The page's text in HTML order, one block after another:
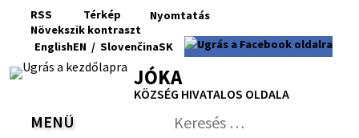
Ugrás
tartalomra
RSS
RSS
Térkép
Oldaltérkép
Nyomtatás
Nyomtatás
Növekszik kontraszt
Növekszik
kontraszt
Kisebb
betűméret
Az
eredeti
betűméret
visszaállítása
Nagyobb
betűméret
EnglishEN
Switch
English
/ SlovenčinaSK
Nyelv
váltása
erre
JÓKA
KÖZSÉG HIVATALOS OLDALA
VÁLTÁS
MENÜ Keresés: